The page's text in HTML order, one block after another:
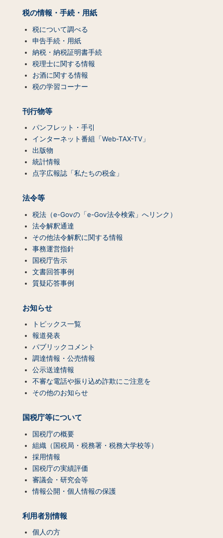
税の情報・手続・用紙
税について調べる
申告手続・用紙
納税・納税証明書手続
税理士に関する情報
お酒に関する情報
税の学習コーナー
刊行物等
パンフレット・手引
インターネット番組「Web-TAX-TV」
出版物
統計情報
点字広報誌「私たちの税金」
法令等
税法（e-Govの「e-Gov法令検索」へリンク）
法令解釈通達
その他法令解釈に関する情報
事務運営指針
国税庁告示
文書回答事例
質疑応答事例
お知らせ
トピックス一覧
報道発表
パブリックコメント
調達情報・公売情報
公示送達情報
不審な電話や振り込め詐欺にご注意を
その他のお知らせ
国税庁等について
国税庁の概要
組織（国税局・税務署・税務大学校等）
採用情報
国税庁の実績評価
審議会・研究会等
情報公開・個人情報の保護
利用者別情報
個人の方